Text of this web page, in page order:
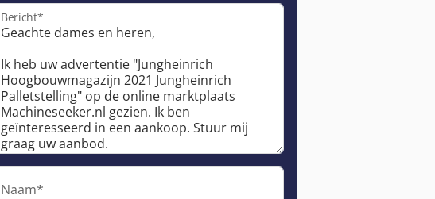
Bericht*
Naam*